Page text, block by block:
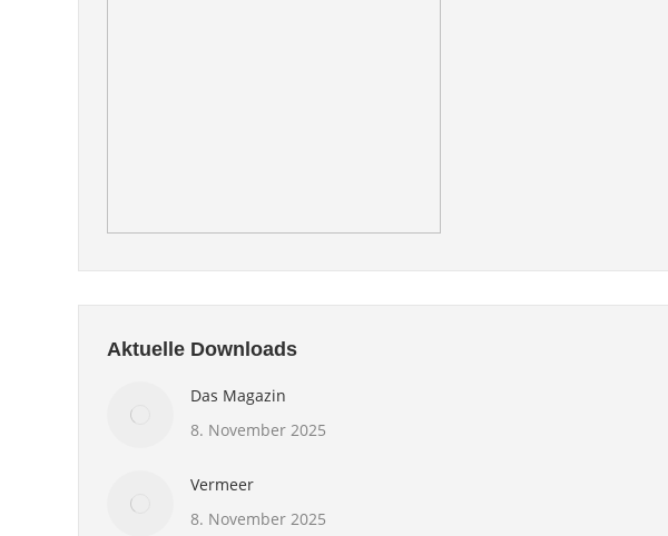
Aktuelle Downloads
Das Magazin
8. November 2025
Vermeer
8. November 2025